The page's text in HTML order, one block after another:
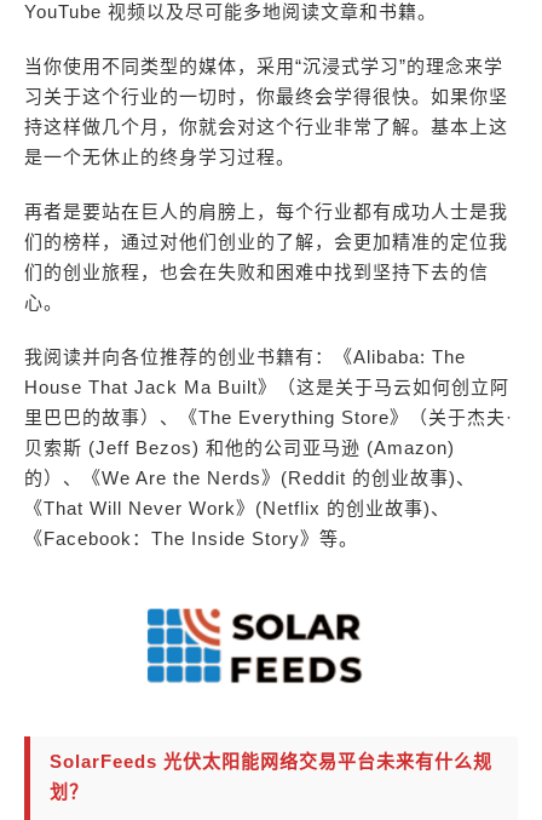
YouTube 视频以及尽可能多地阅读文章和书籍。
当你使用不同类型的媒体，采用“沉浸式学习”的理念来学
习关于这个行业的一切时，你最终会学得很快。如果你坚
持这样做几个月，你就会对这个行业非常了解。基本上这
是一个无休止的终身学习过程。
再者是要站在巨人的肩膀上，每个行业都有成功人士是我
们的榜样，通过对他们创业的了解，会更加精准的定位我
们的创业旅程，也会在失败和困难中找到坚持下去的信
心。
我阅读并向各位推荐的创业书籍有：《Alibaba: The
House That Jack Ma Built》（这是关于马云如何创立阿
里巴巴的故事）、《The Everything Store》（关于杰夫·
贝索斯 (Jeff Bezos) 和他的公司亚马逊 (Amazon)
的）、《We Are the Nerds》(Reddit 的创业故事)、
《That Will Never Work》(Netflix 的创业故事)、
《Facebook：The Inside Story》等。
SolarFeeds 光伏太阳能网络交易平台未来有什么规
划？